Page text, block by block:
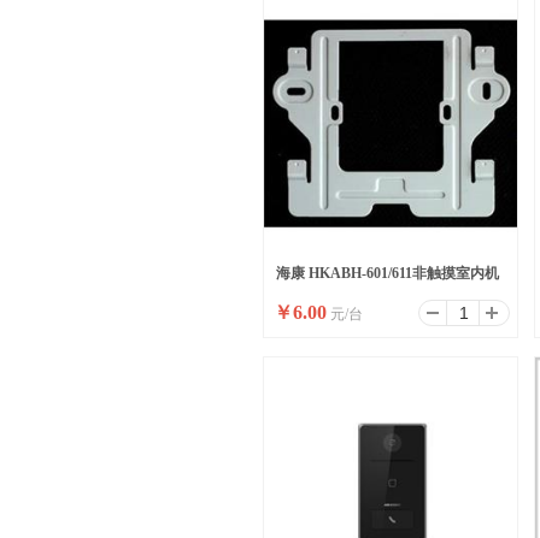
海康 HKABH-601/611非触摸室内机
601和611配套配件
￥6.00 元/台